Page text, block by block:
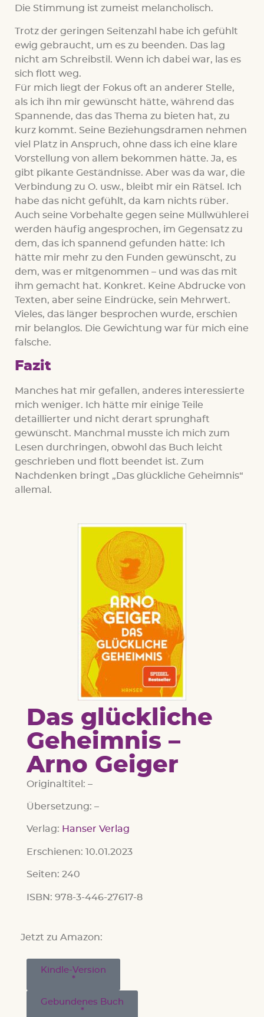
Die Stimmung ist zumeist melancholisch.
Trotz der geringen Seitenzahl habe ich gefühlt
ewig gebraucht, um es zu beenden. Das lag
nicht am Schreibstil. Wenn ich dabei war, las es
sich flott weg.
Für mich liegt der Fokus oft an anderer Stelle,
als ich ihn mir gewünscht hätte, während das
Spannende, das das Thema zu bieten hat, zu
kurz kommt. Seine Beziehungsdramen nehmen
viel Platz in Anspruch, ohne dass ich eine klare
Vorstellung von allem bekommen hätte. Ja, es
gibt pikante Geständnisse. Aber was da war, die
Verbindung zu O. usw., bleibt mir ein Rätsel. Ich
habe das nicht gefühlt, da kam nichts rüber.
Auch seine Vorbehalte gegen seine Müllwühlerei
werden häufig angesprochen, im Gegensatz zu
dem, das ich spannend gefunden hätte: Ich
hätte mir mehr zu den Funden gewünscht, zu
dem, was er mitgenommen – und was das mit
ihm gemacht hat. Konkret. Keine Abdrucke von
Texten, aber seine Eindrücke, sein Mehrwert.
Vieles, das länger besprochen wurde, erschien
mir belanglos. Die Gewichtung war für mich eine
falsche.
Fazit
Manches hat mir gefallen, anderes interessierte
mich weniger. Ich hätte mir einige Teile
detaillierter und nicht derart sprunghaft
gewünscht. Manchmal musste ich mich zum
Lesen durchringen, obwohl das Buch leicht
geschrieben und flott beendet ist. Zum
Nachdenken bringt „Das glückliche Geheimnis“
allemal.
Das glückliche
Geheimnis –
Arno Geiger
Originaltitel: –
Übersetzung: –
Verlag: Hanser Verlag
Erschienen: 10.01.2023
Seiten: 240
ISBN: 978-3-446-27617-8
Jetzt zu Amazon:
Kindle-Version
Gebundenes Buch